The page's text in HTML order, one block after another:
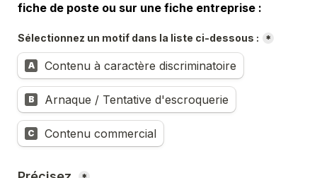
fiche de poste ou sur une fiche entreprise :
Sélectionnez un motif dans la liste ci-dessous : *
A Contenu à caractère discriminatoire
B Arnaque / Tentative d'escroquerie
C Contenu commercial